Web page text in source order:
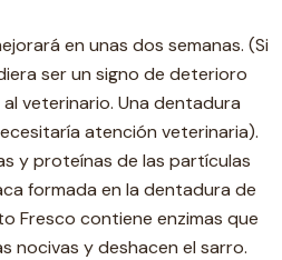
en unas dos semanas. (Si
ser un signo de deterioro
veterinario. Una dentadura
atención veterinaria).
y proteínas de las partículas
formada en la dentadura de
Fresco contiene enzimas que
nocivas y deshacen el sarro.